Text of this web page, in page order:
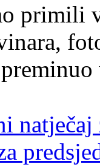
primili